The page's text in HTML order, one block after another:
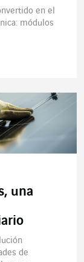
en el
módulos
una
de